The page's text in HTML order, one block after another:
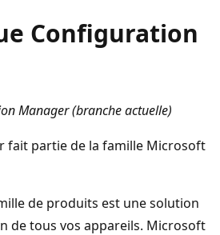
Configuration
Manager (branche actuelle)
fait partie de la famille Microsoft
de produits est une solution
de tous vos appareils. Microsoft